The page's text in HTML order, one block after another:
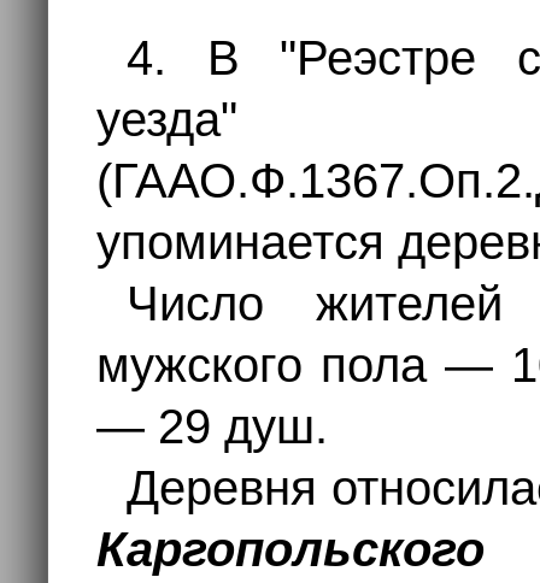
4. В "Реэстре
упоминается
Число
мужского пола —
— 29 душ.
Деревня
Каргопольского